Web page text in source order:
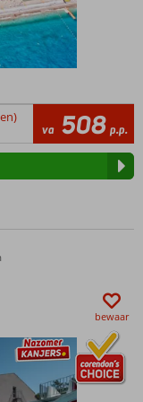
va 508 p.p.
bewaar